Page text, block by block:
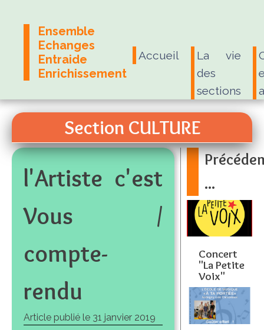
Ensemble
Echanges
Entraide
Enrichissement
Accueil
La vie
des
sections
Section CULTURE
l'Artiste c'est
Vous /
compte-
rendu
Article publié le 31 janvier 2019
...
Concert
"La Petite
Voix"